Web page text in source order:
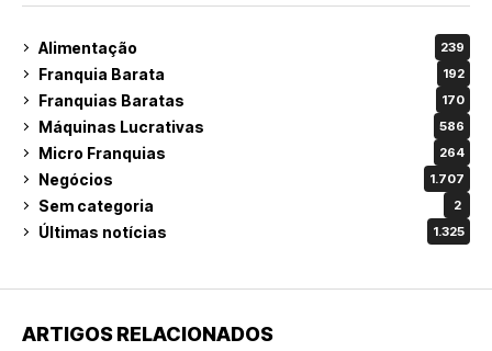
Alimentação 239
Franquia Barata 192
Franquias Baratas 170
Máquinas Lucrativas 586
Micro Franquias 264
Negócios 1.707
Sem categoria 2
Últimas notícias 1.325
ARTIGOS RELACIONADOS